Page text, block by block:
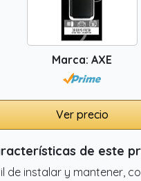
Marca: AXE
Ver precio
de este
de instalar y mantener,